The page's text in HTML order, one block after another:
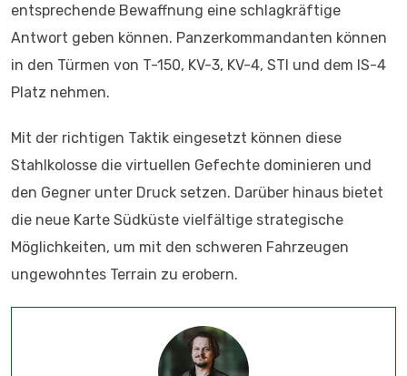
entsprechende Bewaffnung eine schlagkräftige
Antwort geben können. Panzerkommandanten können
in den Türmen von T-150, KV-3, KV-4, STI und dem IS-4
Platz nehmen.
Mit der richtigen Taktik eingesetzt können diese
Stahlkolosse die virtuellen Gefechte dominieren und
den Gegner unter Druck setzen. Darüber hinaus bietet
die neue Karte Südküste vielfältige strategische
Möglichkeiten, um mit den schweren Fahrzeugen
ungewohntes Terrain zu erobern.